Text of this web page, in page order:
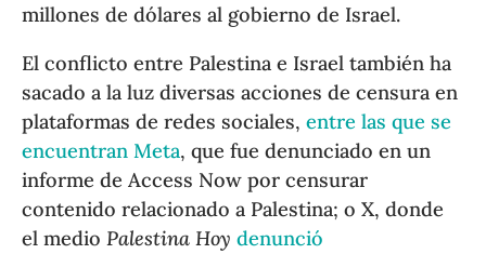
millones de dólares al gobierno de Israel.
El conflicto entre Palestina e Israel también ha
sacado a la luz diversas acciones de censura en
plataformas de redes sociales,entre las que se
encuentran Meta, que fue denunciado en un
informe de Access Now por censurar
contenido relacionado a Palestina; o X, donde
el medioPalestina Hoy denunció